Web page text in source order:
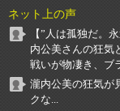
ネット上の声
【”人は孤独だ。
内公美さんの狂気
戦いが物凄き、ブ
瀧内公美の狂気が
クな...